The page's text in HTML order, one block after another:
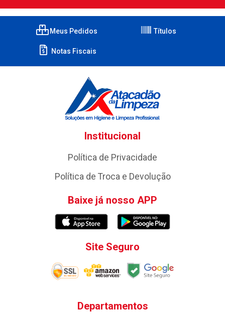
Meus Pedidos Títulos
Notas Fiscais
Institucional
Política de Privacidade
Política de Troca e Devolução
Baixe já nosso APP
Site Seguro
Departamentos